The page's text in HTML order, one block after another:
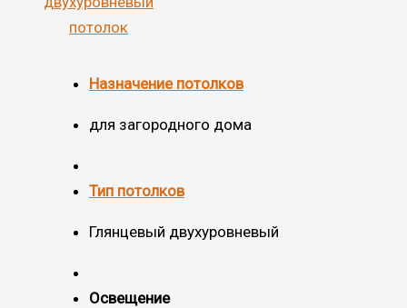
Назначение потолков
для загородного дома
Тип потолков
Глянцевый двухуровневый
Освещение